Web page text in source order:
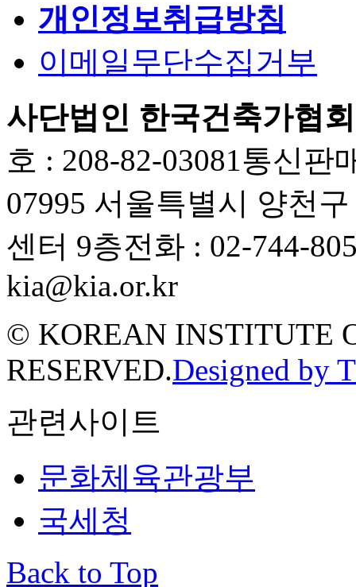
개인정보취급방침
이메일무단수집거부
사단법인 한국건축가협회
호 : 208-82-03081 통신판
07995 서울특별시 양천
센터 9층전화 : 02-744-
kia@kia.or.kr
© KOREAN INSTITUTE
RESERVED.Designed by
관련사이트
문화체육관광부
국세청
Back to Top